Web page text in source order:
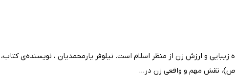
زیبایی و ارزش زن از منظر اسلام است. نیلوفر یارمحمدیان ، نویسنده‌ی کتاب،
(ص)، نقش مهم و واقعی زن در...